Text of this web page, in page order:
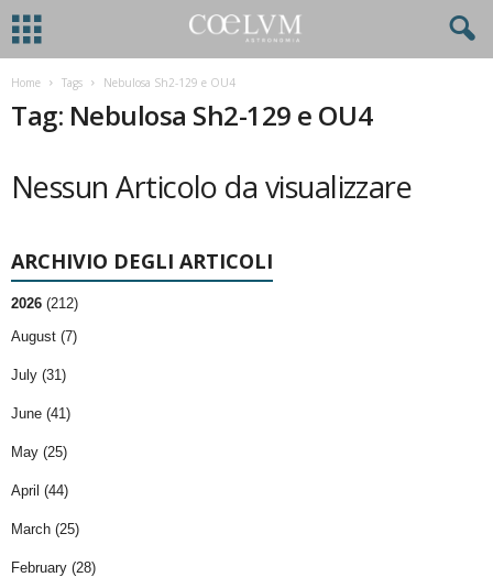
Home Tags Nebulosa Sh2-129 e OU4
Tag: Nebulosa Sh2-129 e OU4
Nessun Articolo da visualizzare
ARCHIVIO DEGLI ARTICOLI
2026 (212)
August (7)
July (31)
June (41)
May (25)
April (44)
March (25)
February (28)